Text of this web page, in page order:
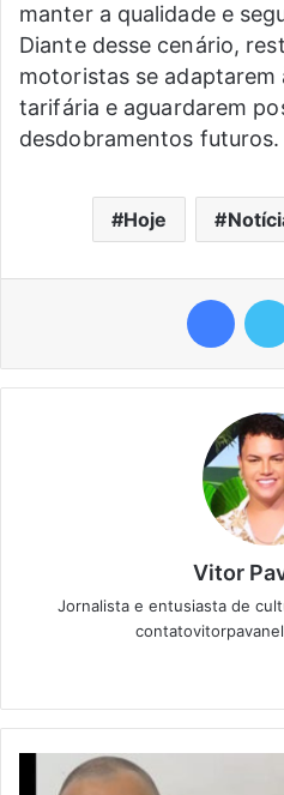
manter a qualidade e
Diante desse cenário,
motoristas se adaptarem
tarifária e aguardarem
desdobramentos futuros.
Hoje
Vitor
Jornalista e entusiasta de